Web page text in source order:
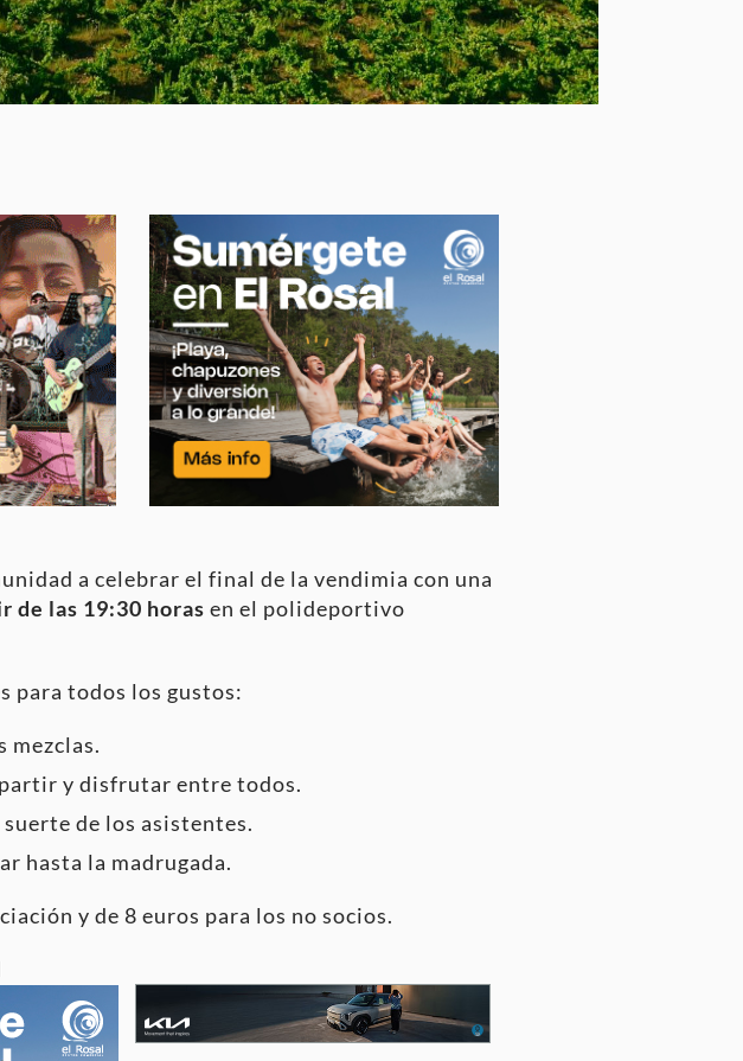
a celebrar el final de la vendimia con una
de las 19:30 horas en el polideportivo
para todos los gustos:
mezclas.
y disfrutar entre todos.
de los asistentes.
hasta la madrugada.
y de 8 euros para los no socios.